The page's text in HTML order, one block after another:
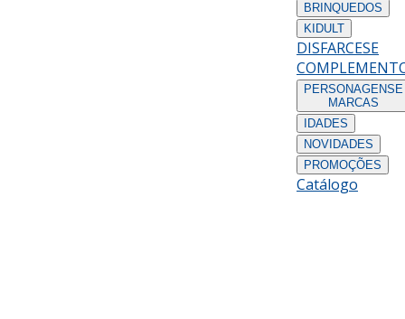
BRINQUEDOS
KIDULT
DISFARCESE
PERSONAGENS E
MARCAS
IDADES
NOVIDADES
PROMOÇÕES
Catálogo